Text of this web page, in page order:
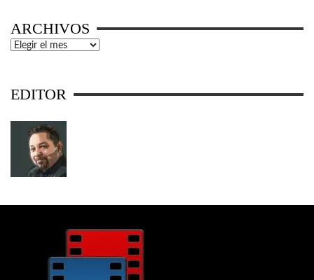
ARCHIVOS
Archivos
EDITOR